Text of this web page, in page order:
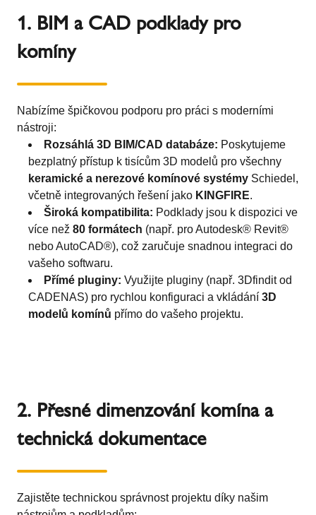
1. BIM a CAD podklady pro
komíny
Nabízíme špičkovou podporu pro práci s moderními
nástroji:
Rozsáhlá 3D BIM/CAD databáze: Poskytujeme
bezplatný přístup k tisícům 3D modelů pro všechny
keramické a nerezové komínové systémy Schiedel,
včetně integrovaných řešení jako KINGFIRE.
Široká kompatibilita: Podklady jsou k dispozici ve
více než 80 formátech (např. pro Autodesk® Revit®
nebo AutoCAD®), což zaručuje snadnou integraci do
vašeho softwaru.
Přímé pluginy: Využijte pluginy (např. 3Dfindit od
CADENAS) pro rychlou konfiguraci a vkládání 3D
modelů komínů přímo do vašeho projektu.
2. Přesné dimenzování komína a
technická dokumentace
Zajistěte technickou správnost projektu díky našim